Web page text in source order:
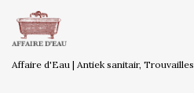
Affaire d'Eau | Antiek sanitair,